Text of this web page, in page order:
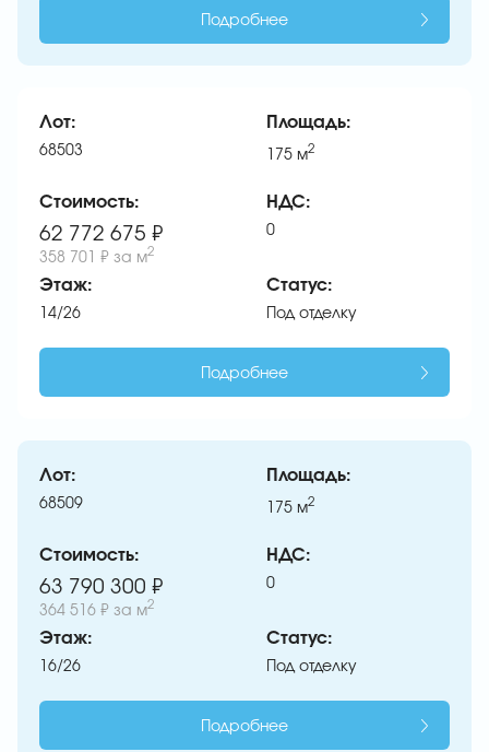
Подробнее
Лот:
68503
Площадь:
175 м2
Стоимость:
62 772 675 ₽
358 701 ₽ за м2
НДС:
0
Этаж:
14/26
Статус:
Под отделку
Подробнее
Лот:
68509
Площадь:
175 м2
Стоимость:
63 790 300 ₽
364 516 ₽ за м2
НДС:
0
Этаж:
16/26
Статус:
Под отделку
Подробнее